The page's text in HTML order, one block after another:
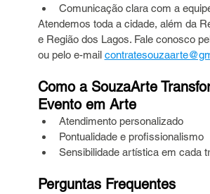
Comunicação clara com a
Atendemos toda a cidade, além da
e Região dos Lagos. Fale conosco
ou pelo e-mail
Como a SouzaArte
Evento em Arte
Atendimento personalizado
Pontualidade e profissionalismo
Sensibilidade artística em cada
Perguntas Frequentes